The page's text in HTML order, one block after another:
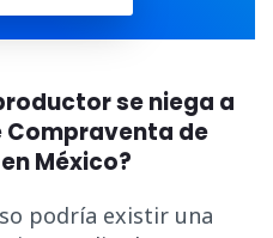
se niega a
de
México?
podría existir una